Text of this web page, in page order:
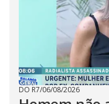
DO R7/06/08/2026